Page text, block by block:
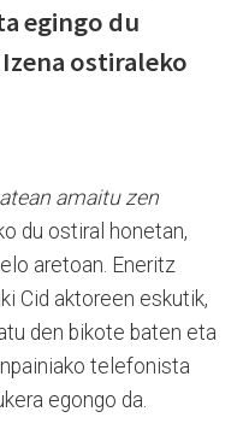
egingo du
ostiraleko
amaitu zen
du ostiral honetan,
aretoan. Eneritz
Cid aktoreen eskutik,
den bikote baten eta
telefonista
egongo da.